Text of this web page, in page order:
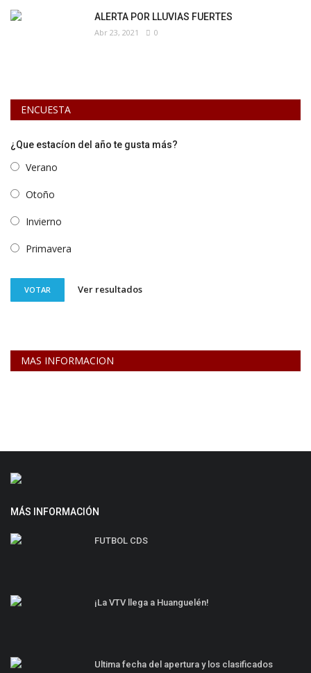
ALERTA POR LLUVIAS FUERTES
Abr 23, 2021 0
ENCUESTA
¿Que estacíon del año te gusta más?
Verano
Otoño
Invierno
Primavera
VOTAR Ver resultados
MAS INFORMACION
MÁS INFORMACIÓN
FUTBOL CDS
¡La VTV llega a Huanguelén!
Ultima fecha del apertura y los clasificados